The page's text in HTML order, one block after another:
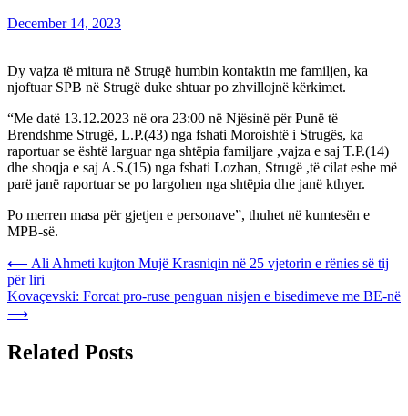
December 14, 2023
Dy vajza të mitura në Strugë humbin kontaktin me familjen, ka
njoftuar SPB në Strugë duke shtuar po zhvillojnë kërkimet.
“Me datë 13.12.2023 në ora 23:00 në Njësinë për Punë të
Brendshme Strugë, L.P.(43) nga fshati Moroishtë i Strugës, ka
raportuar se është larguar nga shtëpia familjare ,vajza e saj T.P.(14)
dhe shoqja e saj A.S.(15) nga fshati Lozhan, Strugë ,të cilat eshe më
parë janë raportuar se po largohen nga shtëpia dhe janë kthyer.
Po merren masa për gjetjen e personave”, thuhet në kumtesën e
MPB-së.
Post
navigation
⟵ Ali Ahmeti kujton Mujë Krasniqin në 25 vjetorin e rënies së tij
për liri
Kovaçevski: Forcat pro-ruse penguan nisjen e bisedimeve me BE-në
⟶
Related Posts